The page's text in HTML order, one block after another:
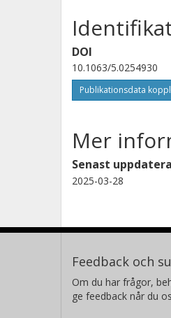
DOI
10.1063/5.0254930
Publikationsdata
Mer
Senast
2025-03-28
Feedback och
Om du har frågor,
ge feedback når du